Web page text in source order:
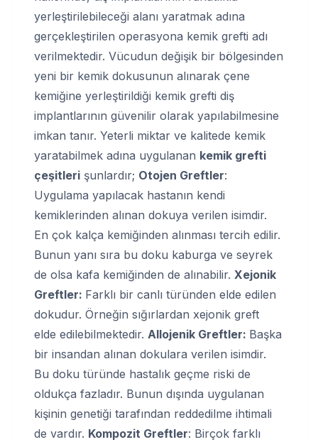
yerleştirilebileceği alanı yaratmak adına
gerçekleştirilen operasyona kemik grefti adı
verilmektedir. Vücudun değişik bir bölgesinden
yeni bir kemik dokusunun alınarak çene
kemiğine yerleştirildiği kemik grefti diş
implantlarının güvenilir olarak yapılabilmesine
imkan tanır. Yeterli miktar ve kalitede kemik
yaratabilmek adına uygulanan kemik grefti
çeşitleri şunlardır; Otojen Greftler:
Uygulama yapılacak hastanın kendi
kemiklerinden alınan dokuya verilen isimdir.
En çok kalça kemiğinden alınması tercih edilir.
Bunun yanı sıra bu doku kaburga ve seyrek
de olsa kafa kemiğinden de alınabilir. Xejonik
Greftler: Farklı bir canlı türünden elde edilen
dokudur. Örneğin sığırlardan xejonik greft
elde edilebilmektedir. Allojenik Greftler: Başka
bir insandan alınan dokulara verilen isimdir.
Bu doku türünde hastalık geçme riski de
oldukça fazladır. Bunun dışında uygulanan
kişinin genetiği tarafından reddedilme ihtimali
de vardır. Kompozit Greftler: Birçok farklı